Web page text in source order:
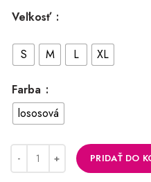
Veľkosť
S M L XL
Farba
lososová
PRIDAŤ DO